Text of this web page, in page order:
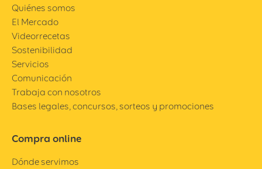
Quiénes somos
El Mercado
Videorrecetas
Sostenibilidad
Servicios
Comunicación
Trabaja con nosotros
Bases legales, concursos, sorteos y promociones
Compra online
Dónde servimos